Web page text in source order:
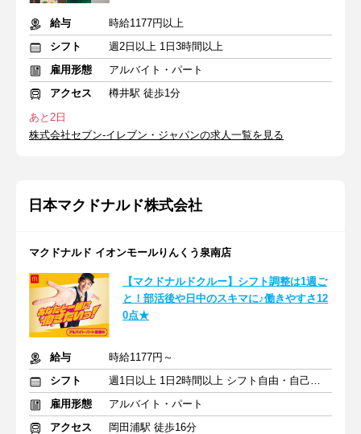
給与
時給1177円以上
シフト
週2日以上 1日3時間以上
雇用形態
アルバイト・パート
アクセス
樽井駅 徒歩1分
あと2日
株式会社セブン-イレブン・ジャパンの求人一覧を見る
日本マクドナルド株式会社
マクドナルド イオンモールりんくう泉南店
【マクドナルドクルー】シフト調整は1週ご
と！部活後や日中のスキマに♪働きやすさ12
0点★
給与
時給1177円～
シフト
週1日以上 1日2時間以上 シフト自由・自己申告
雇用形態
アルバイト・パート
アクセス
岡田浦駅 徒歩16分